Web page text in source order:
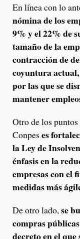
En línea con lo
nómina de los
9% y el 22% de
tamaño de la
contracción de
coyuntura actual,
por las que se
mantener
Otro de los
Conpes es
la Ley de
énfasis en la
empresas con el
medidas más
De otro lado,se
compras
decreto en el